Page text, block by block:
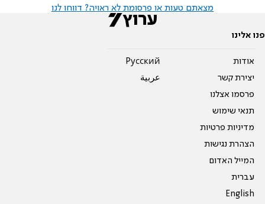
מצאתם טעות או פרסומת לא ראויה? דווחו לנו
פנו אלינו
אודות
יצירת קשר
פרסמו אצלנו
תנאי שימוש
מדיניות פרטיות
הצהרת נגישות
המייל האדום
עברית
English
Pусский
عربية